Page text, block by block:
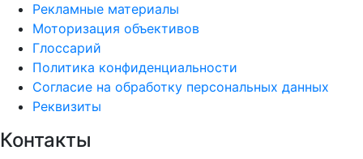
Рекламные материалы
Моторизация объективов
Глоссарий
Политика конфиденциальности
Согласие на обработку персональных данных
Реквизиты
Контакты